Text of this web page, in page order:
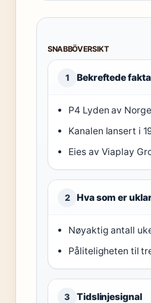
SNABBÖVERSIKT
1 Bekreftede fakta
P4 Lyden av
Kanalen lansert i
Eies av Viaplay
2 Hva som er
Nøyaktig antall
Påliteligheten til
3 Tidslinjesignal